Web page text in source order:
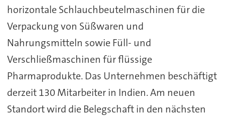
horizontale Schlauchbeutelmaschinen für die
Verpackung von Süßwaren und
Nahrungsmitteln sowie Füll- und
Verschließmaschinen für flüssige
Pharmaprodukte. Das Unternehmen beschäftigt
derzeit 130 Mitarbeiter in Indien. Am neuen
Standort wird die Belegschaft in den nächsten